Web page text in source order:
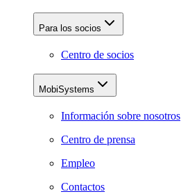
Para los socios
Centro de socios
MobiSystems
Información sobre nosotros
Centro de prensa
Empleo
Contactos